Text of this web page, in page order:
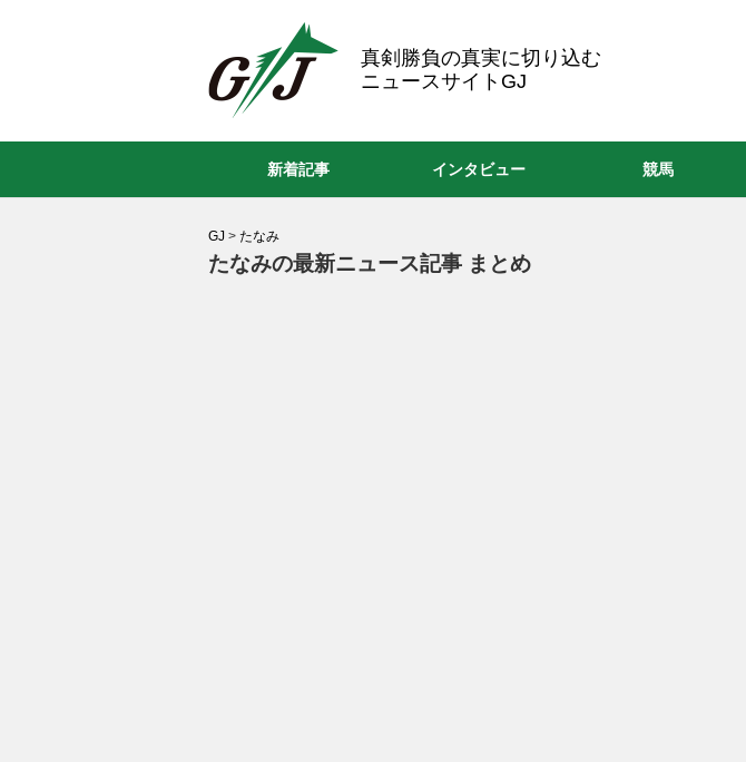
真剣勝負の真実に切り込む
ニュースサイトGJ
GJ > たなみ
たなみの最新ニュース記事 まとめ
新着記事 インタビュー 競馬